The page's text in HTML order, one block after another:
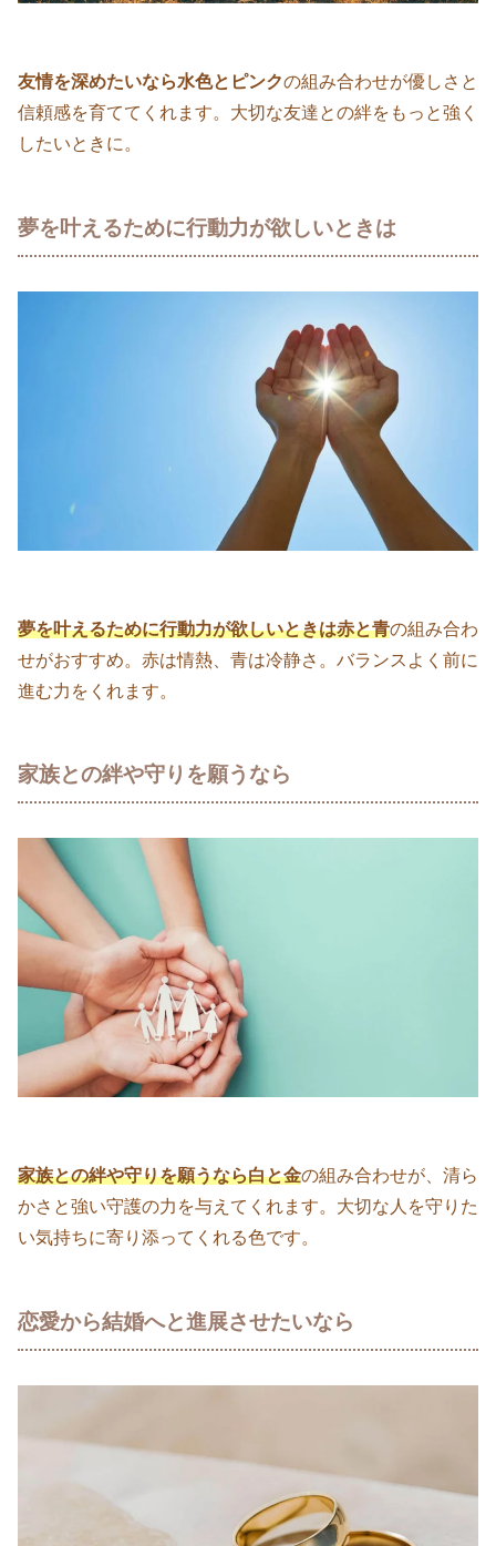
友情を深めたいなら水色とピンクの組み合わせが優しさと
信頼感を育ててくれます。大切な友達との絆をもっと強く
したいときに。
夢を叶えるために行動力が欲しいときは
夢を叶えるために行動力が欲しいときは赤と青の組み合わ
せがおすすめ。赤は情熱、青は冷静さ。バランスよく前に
進む力をくれます。
家族との絆や守りを願うなら
家族との絆や守りを願うなら白と金の組み合わせが、清ら
かさと強い守護の力を与えてくれます。大切な人を守りた
い気持ちに寄り添ってくれる色です。
恋愛から結婚へと進展させたいなら